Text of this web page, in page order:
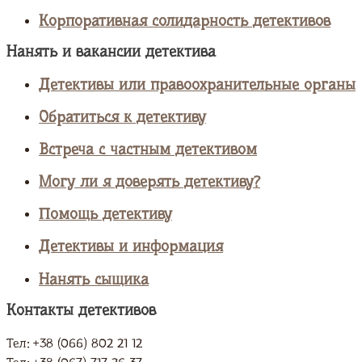
Корпоративная солидарность детективов
Нанять и вакансии детектива
Детективы или правоохранительные органы
Обратиться к детективу
Встреча с частным детективом
Могу ли я доверять детективу?
Помощь детективу
Детективы и информация
Нанять сыщика
Контакты детективов
Тел: +38 (066) 802 21 12